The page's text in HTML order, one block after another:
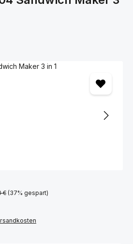
Preis:
€ (37% gespart)